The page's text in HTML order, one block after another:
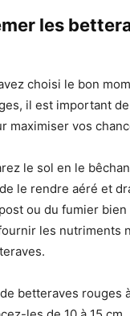
les
choisi le bon
il est important
maximiser vos
le sol en le
le rendre aéré et
ou du fumier
les nutriments
betteraves rouges